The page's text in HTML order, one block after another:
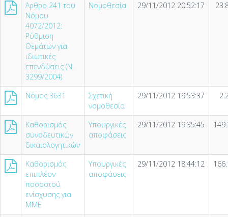
Άρθρο 241 του
Νόμου
4072/2012:
Ρύθμιση
Θεμάτων για
ιδιωτικές
επενδύσεις (Ν.
3299/2004)
Νομοθεσία 29/11/2012 20:52:17
Νόμος 3631
Σχετική
νομοθεσία
29/11/2012 19:53:37
Καθορισμός
συνοδευτικών
δικαιολογητικών
Υπουργικές
αποφάσεις
29/11/2012 19:35:45
Καθορισμός
επιπλέον
ποσοστού
ενίσχυσης για
ΜΜΕ
Υπουργικές
αποφάσεις
29/11/2012 18:44:12